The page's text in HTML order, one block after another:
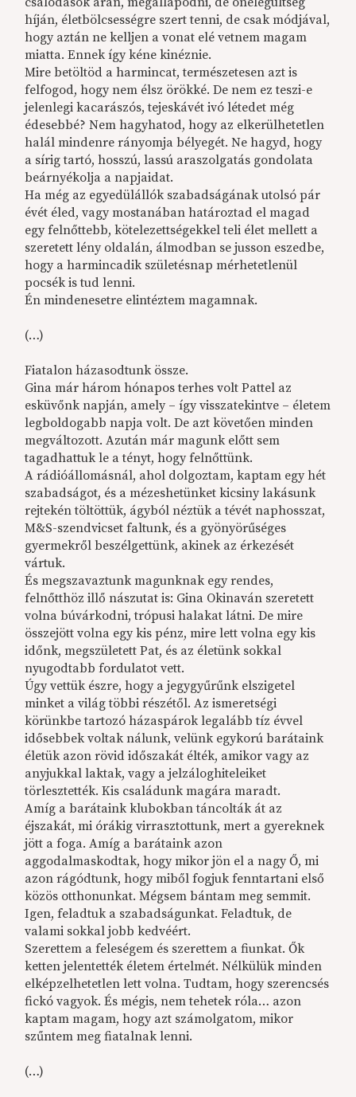
híján, életbölcsességre szert tenni, de csak módjával,
hogy aztán ne kelljen a vonat elé vetnem magam
miatta. Ennek így kéne kinéznie.
Mire betöltöd a harmincat, természetesen azt is
felfogod, hogy nem élsz örökké. De nem ez teszi-e
jelenlegi kacarászós, tejeskávét ivó létedet még
édesebbé? Nem hagyhatod, hogy az elkerülhetetlen
halál mindenre rányomja bélyegét. Ne hagyd, hogy
a sírig tartó, hosszú, lassú araszolgatás gondolata
beárnyékolja a napjaidat.
Ha még az egyedülállók szabadságának utolsó pár
évét éled, vagy mostanában határoztad el magad
egy felnőttebb, kötelezettségekkel teli élet mellett a
szeretett lény oldalán, álmodban se jusson eszedbe,
hogy a harmincadik születésnap mérhetetlenül
pocsék is tud lenni.
Én mindenesetre elintéztem magamnak.
(…)
Fiatalon házasodtunk össze.
Gina már három hónapos terhes volt Pattel az
esküvőnk napján, amely – így visszatekintve – életem
legboldogabb napja volt. De azt követően minden
megváltozott. Azután már magunk előtt sem
tagadhattuk le a tényt, hogy felnőttünk.
A rádióállomásnál, ahol dolgoztam, kaptam egy hét
szabadságot, és a mézeshetünket kicsiny lakásunk
rejtekén töltöttük, ágyból néztük a tévét naphosszat,
M&S-szendvicset faltunk, és a gyönyörűséges
gyermekről beszélgettünk, akinek az érkezését
vártuk.
És megszavaztunk magunknak egy rendes,
felnőtthöz illő nászutat is: Gina Okinaván szeretett
volna búvárkodni, trópusi halakat látni. De mire
összejött volna egy kis pénz, mire lett volna egy kis
időnk, megszületett Pat, és az életünk sokkal
nyugodtabb fordulatot vett.
Úgy vettük észre, hogy a jegygyűrűnk elszigetel
minket a világ többi részétől. Az ismeretségi
körünkbe tartozó házaspárok legalább tíz évvel
idősebbek voltak nálunk, velünk egykorú barátaink
életük azon rövid időszakát élték, amikor vagy az
anyjukkal laktak, vagy a jelzáloghiteleiket
törlesztették. Kis családunk magára maradt.
Amíg a barátaink klubokban táncolták át az
éjszakát, mi órákig virrasztottunk, mert a gyereknek
jött a foga. Amíg a barátaink azon
aggodalmaskodtak, hogy mikor jön el a nagy Ő, mi
azon rágódtunk, hogy miből fogjuk fenntartani első
közös otthonunkat. Mégsem bántam meg semmit.
Igen, feladtuk a szabadságunkat. Feladtuk, de
valami sokkal jobb kedvéért.
Szerettem a feleségem és szerettem a fiunkat. Ők
ketten jelentették életem értelmét. Nélkülük minden
elképzelhetetlen lett volna. Tudtam, hogy szerencsés
fickó vagyok. És mégis, nem tehetek róla… azon
kaptam magam, hogy azt számolgatom, mikor
szűntem meg fiatalnak lenni.
(…)